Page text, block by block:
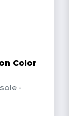
Color
-